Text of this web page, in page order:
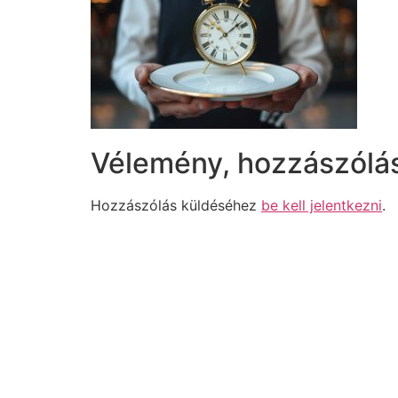
Vélemény,
Hozzászólás küldéséhez be kell jelentkezni.